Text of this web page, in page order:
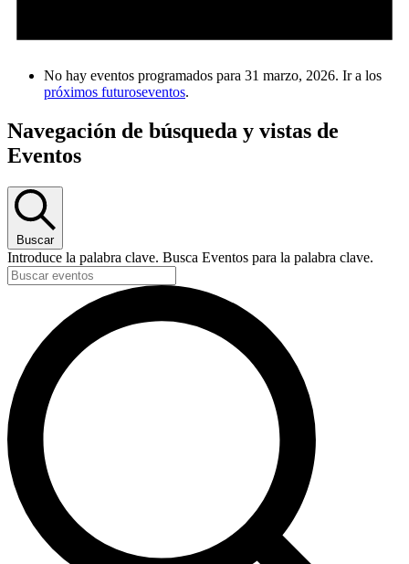
No hay eventos programados para 31 marzo, 2026. Ir a los
próximos futuroseventos.
Navegación de búsqueda y vistas de
Eventos
Buscar
Introduce la palabra clave. Busca Eventos para la palabra clave.